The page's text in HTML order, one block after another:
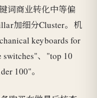
词商业转化中等偏
加细分Cluster。机
keyboards for
、"top 10
100"。